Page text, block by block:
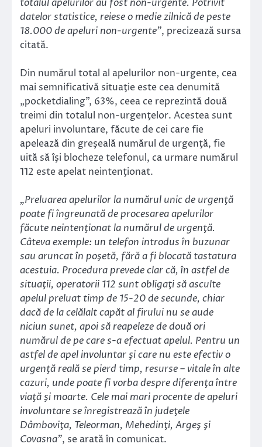
totalul apelurilor au fost non-urgente. Potrivit
datelor statistice, reiese o medie zilnică de peste
18.000 de apeluri non-urgente”, precizează sursa
citată.
Din numărul total al apelurilor non-urgente, cea
mai semnificativă situaţie este cea denumită
„pocketdialing”, 63%, ceea ce reprezintă două
treimi din totalul non-urgenţelor. Acestea sunt
apeluri involuntare, făcute de cei care fie
apelează din greşeală numărul de urgenţă, fie
uită să îşi blocheze telefonul, ca urmare numărul
112 este apelat neintenţionat.
„Preluarea apelurilor la numărul unic de urgenţă
poate fi îngreunată de procesarea apelurilor
făcute neintenţionat la numărul de urgenţă.
Câteva exemple: un telefon introdus în buzunar
sau aruncat în poşetă, fără a fi blocată tastatura
acestuia. Procedura prevede clar că, în astfel de
situaţii, operatorii 112 sunt obligaţi să asculte
apelul preluat timp de 15-20 de secunde, chiar
dacă de la celălalt capăt al firului nu se aude
niciun sunet, apoi să reapeleze de două ori
numărul de pe care s-a efectuat apelul. Pentru un
astfel de apel involuntar şi care nu este efectiv o
urgenţă reală se pierd timp, resurse – vitale în alte
cazuri, unde poate fi vorba despre diferenţa între
viaţă şi moarte. Cele mai mari procente de apeluri
involuntare se înregistrează în judeţele
Dâmboviţa, Teleorman, Mehedinţi, Argeş şi
Covasna”, se arată în comunicat.